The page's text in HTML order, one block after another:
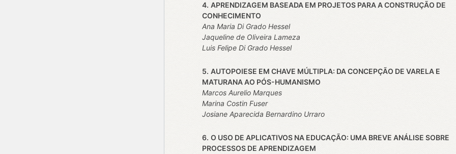
4. APRENDIZAGEM BASEADA EM PROJETOS PARA A CONSTRUÇÃO DE
CONHECIMENTO
Ana Maria Di Grado Hessel
Jaqueline de Oliveira Lameza
Luis Felipe Di Grado Hessel
5. AUTOPOIESE EM CHAVE MÚLTIPLA: DA CONCEPÇÃO DE VARELA E
MATURANA AO PÓS-HUMANISMO
Marcos Aurelio Marques
Marina Costin Fuser
Josiane Aparecida Bernardino Urraro
6. O USO DE APLICATIVOS NA EDUCAÇÃO: UMA BREVE ANÁLISE SOBRE
PROCESSOS DE APRENDIZAGEM